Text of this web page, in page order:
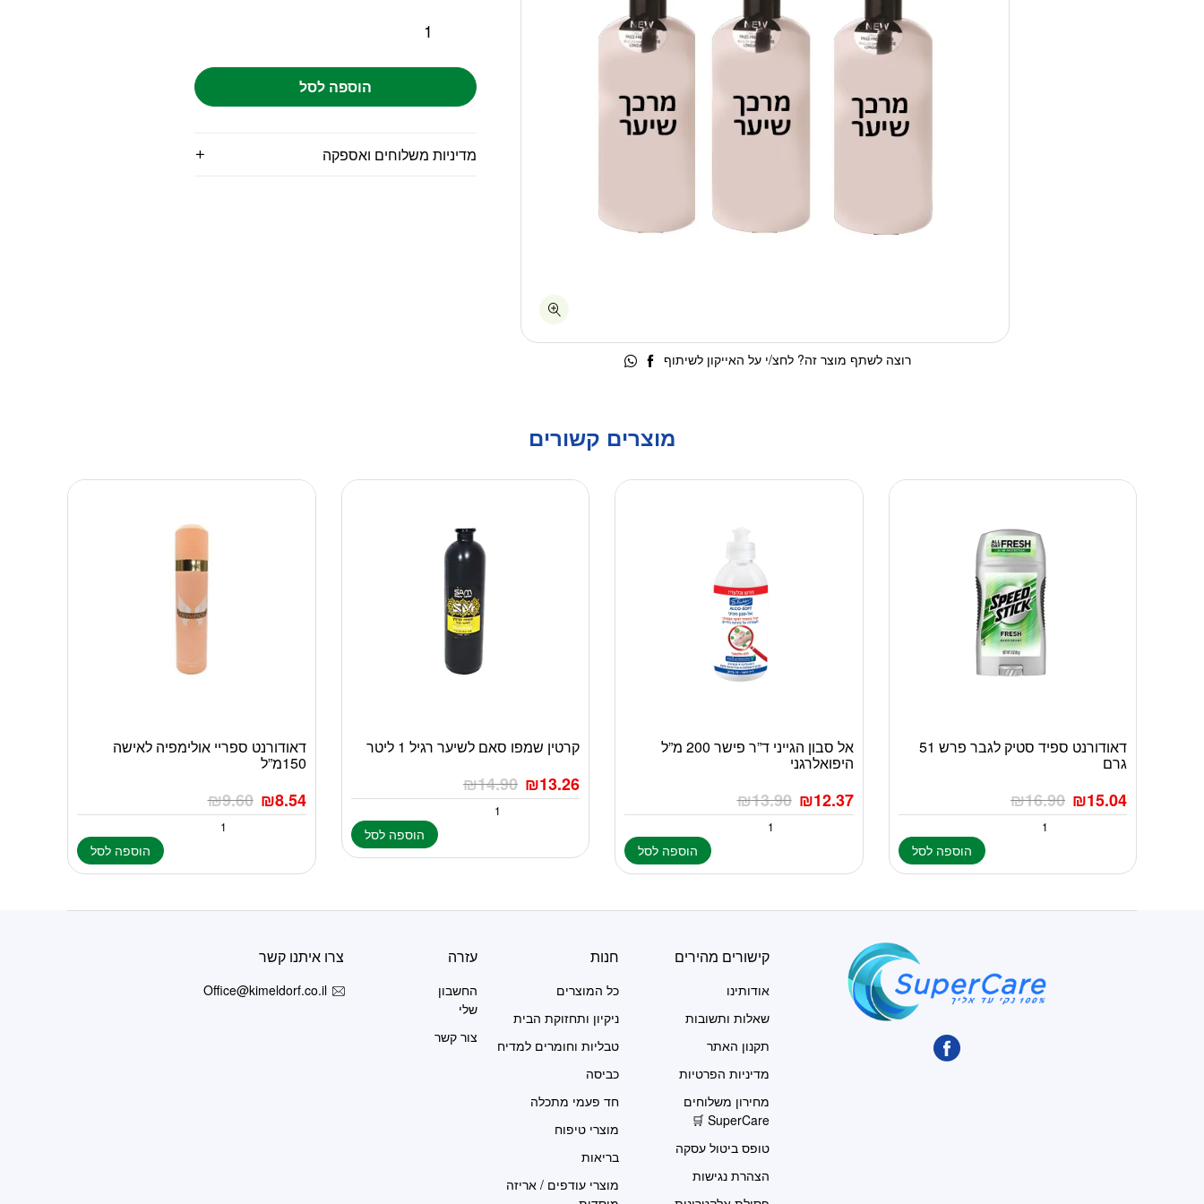
הוספה לסל
מדיניות משלוחים ואספקה
רוצה לשתף מוצר זה? לחצ/י על האייקון לשיתוף
מוצרים קשורים
דאודורנט ספיד סטיק לגבר פרש 51
גרם
₪16.90 ₪15.04
הוספה לסל
אל סבון הגייני ד”ר פישר 200 מ”ל
היפואלרגני
₪13.90 ₪12.37
הוספה לסל
קרטין שמפו סאם לשיער רגיל 1 ליטר
₪14.90 ₪13.26
הוספה לסל
דאודורנט ספריי אולימפיה לאישה
150מ”ל
₪9.60 ₪8.54
הוספה לסל
קישורים מהירים
אודותינו
שאלות ותשובות
תקנון האתר
מדיניות הפרטיות
מחירון משלוחים
SuperCare 🛒
טופס ביטול עסקה
הצהרת נגישות
חנות
כל המוצרים
ניקיון ותחזוקת הבית
טבליות וחומרים למדיח
כביסה
חד פעמי מתכלה
מוצרי טיפוח
בריאות
מוצרי עודפים / אריזה
עזרה
החשבון
שלי
צור קשר
צרו איתנו קשר
Office@kimeldorf.co.il